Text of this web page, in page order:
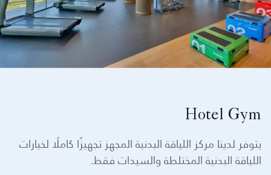
Hotel Gym
يتوفر لدينا مركز اللياقة البدنية المجهز تجهيزًا كاملًا لخيارات
اللياقة البدنية المختلطة والسيدات فقط.